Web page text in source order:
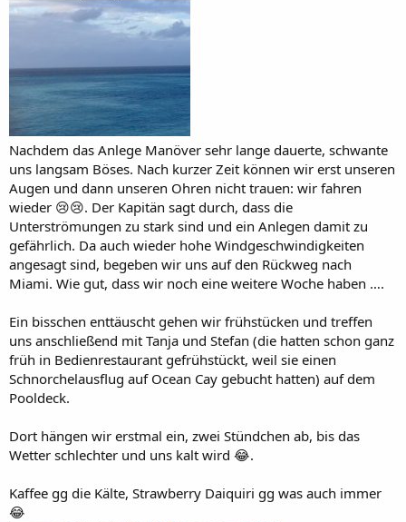
Nachdem das Anlege Manöver sehr lange dauerte, schwante
uns langsam Böses. Nach kurzer Zeit können wir erst unseren
Augen und dann unseren Ohren nicht trauen: wir fahren
wieder 😢😢. Der Kapitän sagt durch, dass die
Unterströmungen zu stark sind und ein Anlegen damit zu
gefährlich. Da auch wieder hohe Windgeschwindigkeiten
angesagt sind, begeben wir uns auf den Rückweg nach
Miami. Wie gut, dass wir noch eine weitere Woche haben ….
Ein bisschen enttäuscht gehen wir frühstücken und treffen
uns anschließend mit Tanja und Stefan (die hatten schon ganz
früh in Bedienrestaurant gefrühstückt, weil sie einen
Schnorchelausflug auf Ocean Cay gebucht hatten) auf dem
Pooldeck.
Dort hängen wir erstmal ein, zwei Stündchen ab, bis das
Wetter schlechter und uns kalt wird 😂.
Kaffee gg die Kälte, Strawberry Daiquiri gg was auch immer
😂